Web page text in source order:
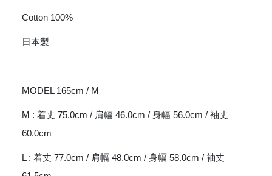
Cotton 100%
日本製
MODEL 165cm / M
M : 着丈 75.0cm / 肩幅 46.0cm / 身幅 56.0cm / 袖丈
60.0cm
L : 着丈 77.0cm / 肩幅 48.0cm / 身幅 58.0cm / 袖丈